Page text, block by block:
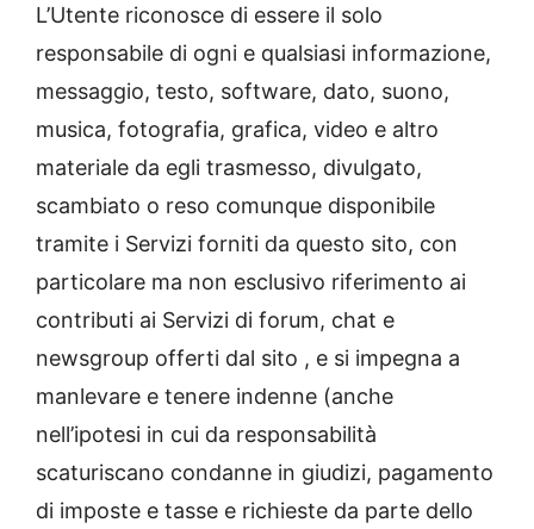
L’Utente riconosce di essere il solo
responsabile di ogni e qualsiasi informazione,
messaggio, testo, software, dato, suono,
musica, fotografia, grafica, video e altro
materiale da egli trasmesso, divulgato,
scambiato o reso comunque disponibile
tramite i Servizi forniti da questo sito, con
particolare ma non esclusivo riferimento ai
contributi ai Servizi di forum, chat e
newsgroup offerti dal sito , e si impegna a
manlevare e tenere indenne (anche
nell’ipotesi in cui da responsabilità
scaturiscano condanne in giudizi, pagamento
di imposte e tasse e richieste da parte dello